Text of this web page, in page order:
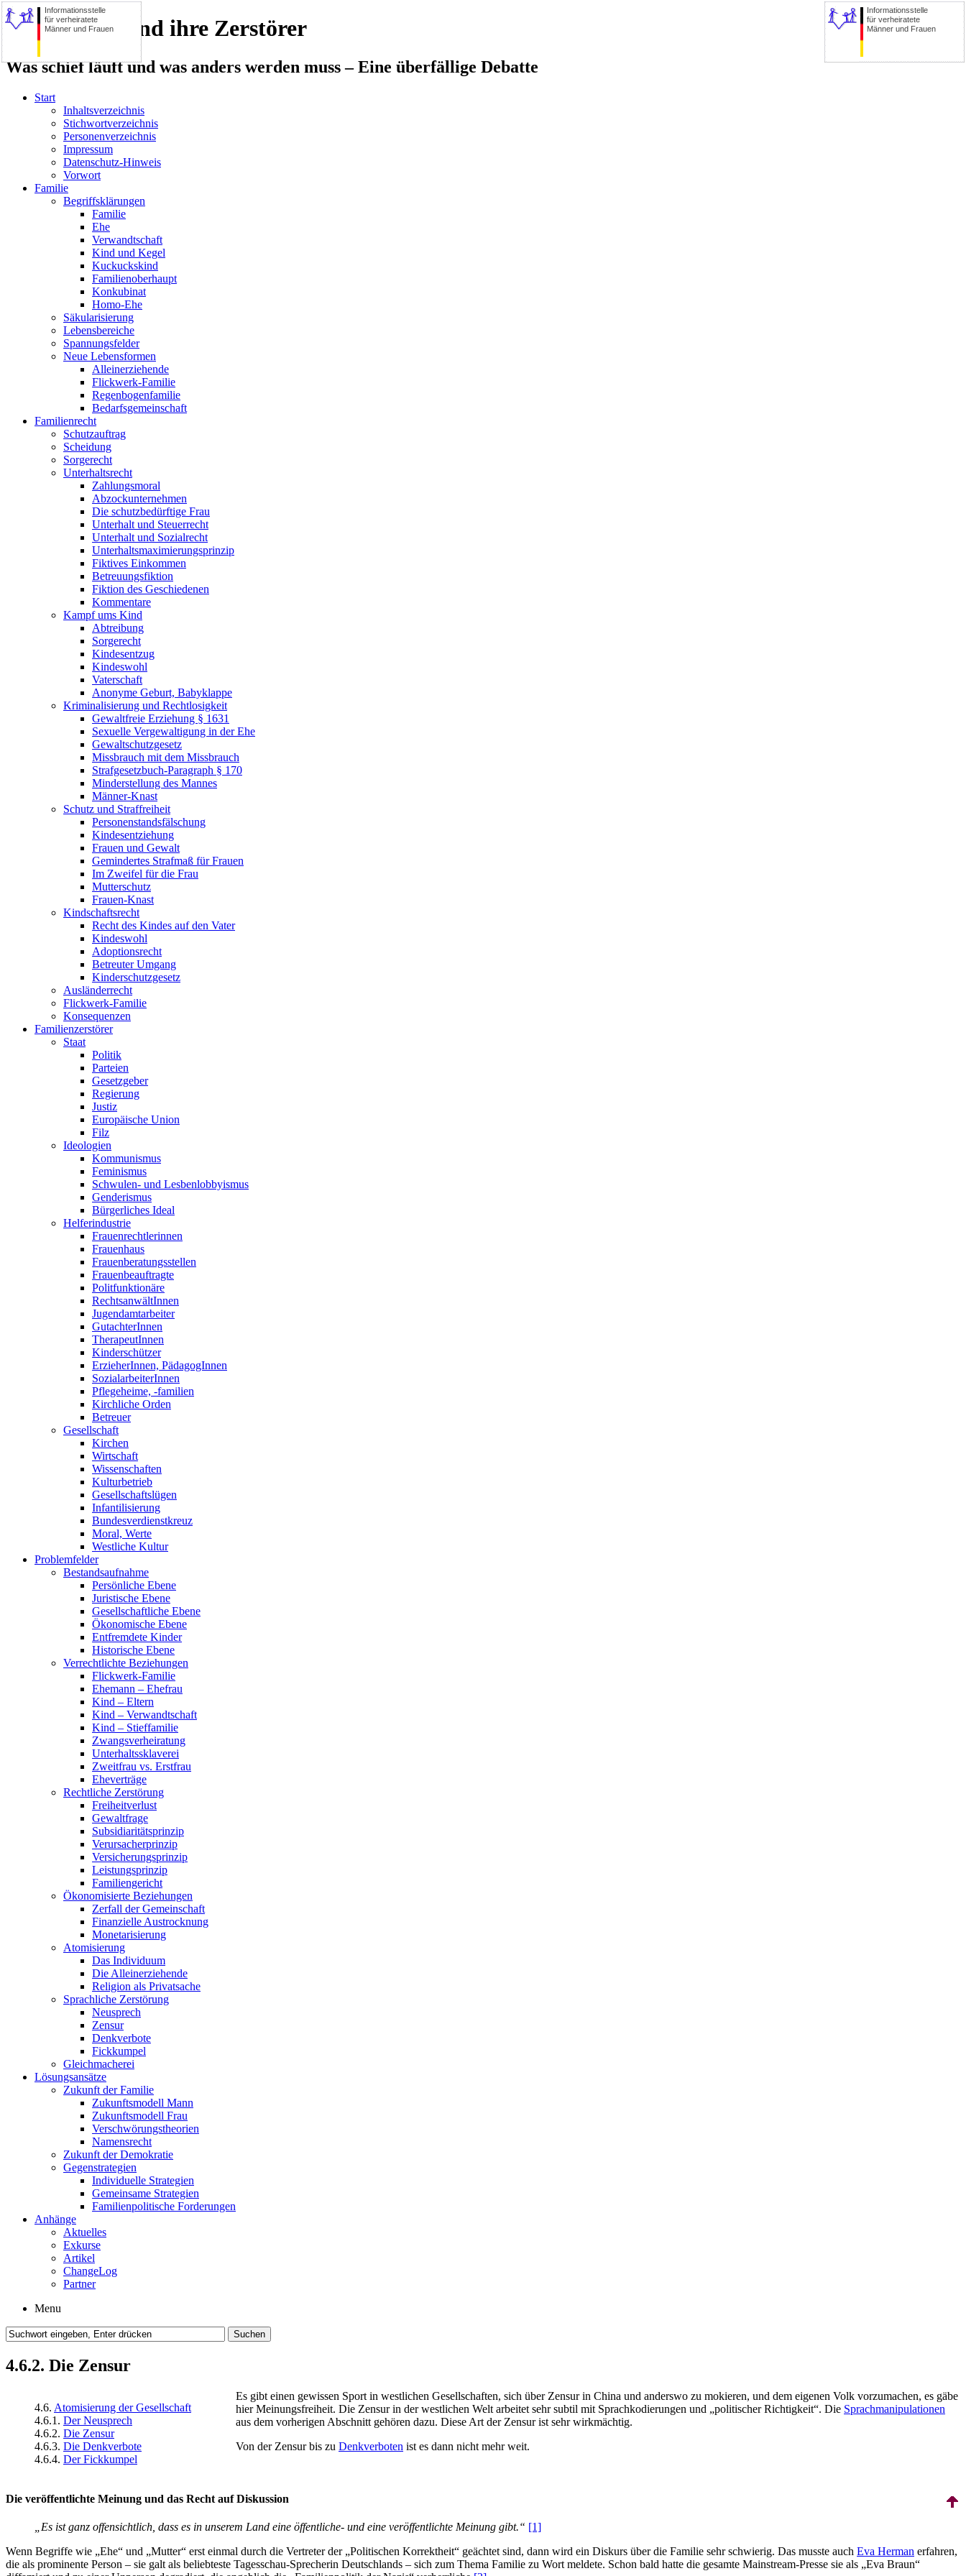
Informationsstelle
für verheiratete
Männer und Frauen
Die Familie und ihre Zerstörer
Was schief läuft und was anders werden muss – Eine überfällige Debatte
Informationsstelle
für verheiratete
Männer und Frauen
Start
Inhaltsverzeichnis
Stichwortverzeichnis
Personenverzeichnis
Impressum
Datenschutz-Hinweis
Vorwort
Familie
Begriffsklärungen
Familie
Ehe
Verwandtschaft
Kind und Kegel
Kuckuckskind
Familienoberhaupt
Konkubinat
Homo-Ehe
Säkularisierung
Lebensbereiche
Spannungsfelder
Neue Lebensformen
Alleinerziehende
Flickwerk-Familie
Regenbogenfamilie
Bedarfsgemeinschaft
Familienrecht
Schutzauftrag
Scheidung
Sorgerecht
Unterhaltsrecht
Zahlungsmoral
Abzockunternehmen
Die schutzbedürftige Frau
Unterhalt und Steuerrecht
Unterhalt und Sozialrecht
Unterhaltsmaximierungsprinzip
Fiktives Einkommen
Betreuungsfiktion
Fiktion des Geschiedenen
Kommentare
Kampf ums Kind
Abtreibung
Sorgerecht
Kindesentzug
Kindeswohl
Vaterschaft
Anonyme Geburt, Babyklappe
Kriminalisierung und Rechtlosigkeit
Gewaltfreie Erziehung § 1631
Sexuelle Vergewaltigung in der Ehe
Gewaltschutzgesetz
Missbrauch mit dem Missbrauch
Strafgesetzbuch-Paragraph § 170
Minderstellung des Mannes
Männer-Knast
Schutz und Straffreiheit
Personenstandsfälschung
Kindesentziehung
Frauen und Gewalt
Gemindertes Strafmaß für Frauen
Im Zweifel für die Frau
Mutterschutz
Frauen-Knast
Kindschaftsrecht
Recht des Kindes auf den Vater
Kindeswohl
Adoptionsrecht
Betreuter Umgang
Kinderschutzgesetz
Ausländerrecht
Flickwerk-Familie
Konsequenzen
Familienzerstörer
Staat
Politik
Parteien
Gesetzgeber
Regierung
Justiz
Europäische Union
Filz
Ideologien
Kommunismus
Feminismus
Schwulen- und Lesbenlobbyismus
Genderismus
Bürgerliches Ideal
Helferindustrie
Frauenrechtlerinnen
Frauenhaus
Frauenberatungsstellen
Frauenbeauftragte
Politfunktionäre
RechtsanwältInnen
Jugendamtarbeiter
GutachterInnen
TherapeutInnen
Kinderschützer
ErzieherInnen, PädagogInnen
SozialarbeiterInnen
Pflegeheime, -familien
Kirchliche Orden
Betreuer
Gesellschaft
Kirchen
Wirtschaft
Wissenschaften
Kulturbetrieb
Gesellschaftslügen
Infantilisierung
Bundesverdienstkreuz
Moral, Werte
Westliche Kultur
Problemfelder
Bestandsaufnahme
Persönliche Ebene
Juristische Ebene
Gesellschaftliche Ebene
Ökonomische Ebene
Entfremdete Kinder
Historische Ebene
Verrechtlichte Beziehungen
Flickwerk-Familie
Ehemann – Ehefrau
Kind – Eltern
Kind – Verwandtschaft
Kind – Stieffamilie
Zwangsverheiratung
Unterhaltssklaverei
Zweitfrau vs. Erstfrau
Eheverträge
Rechtliche Zerstörung
Freiheitverlust
Gewaltfrage
Subsidiaritätsprinzip
Verursacherprinzip
Versicherungsprinzip
Leistungsprinzip
Familiengericht
Ökonomisierte Beziehungen
Zerfall der Gemeinschaft
Finanzielle Austrocknung
Monetarisierung
Atomisierung
Das Individuum
Die Alleinerziehende
Religion als Privatsache
Sprachliche Zerstörung
Neusprech
Zensur
Denkverbote
Fickkumpel
Gleichmacherei
Lösungsansätze
Zukunft der Familie
Zukunftsmodell Mann
Zukunftsmodell Frau
Verschwörungstheorien
Namensrecht
Zukunft der Demokratie
Gegenstrategien
Individuelle Strategien
Gemeinsame Strategien
Familienpolitische Forderungen
Anhänge
Aktuelles
Exkurse
Artikel
ChangeLog
Partner
Menu
4.6.2. Die Zensur
4.6. Atomisierung der Gesellschaft
4.6.1. Der Neusprech
4.6.2. Die Zensur
4.6.3. Die Denkverbote
4.6.4. Der Fickkumpel
Es gibt einen gewissen Sport in westlichen Gesellschaften, sich über Zensur in China und anderswo zu mokieren, und dem eigenen Volk vorzumachen, es gäbe
hier Meinungs­freiheit. Die Zensur in der westlichen Welt arbeitet sehr subtil mit Sprach­kodierungen und „politischer Richtigkeit“. Die Sprach­manipulationen
aus dem vorherigen Abschnitt gehören dazu. Diese Art der Zensur ist sehr wirk­mächtig.
Von der Zensur bis zu Denkverboten ist es dann nicht mehr weit.
Die veröffentlichte Meinung und das Recht auf Diskussion
„Es ist ganz offensichtlich, dass es in unserem Land eine öffentliche- und eine veröffentlichte Meinung gibt.“ [1]
Wenn Begriffe wie „Ehe“ und „Mutter“ erst einmal durch die Vertreter der „Politischen Korrektheit“ geächtet sind, dann wird ein Diskurs über die Familie sehr schwierig. Das musste auch Eva Herman erfahren,
die als prominente Person – sie galt als beliebteste Tagesschau-Sprecherin Deutschlands – sich zum Thema Familie zu Wort meldete. Schon bald hatte die gesamte Mainstream-Presse sie als „Eva Braun“